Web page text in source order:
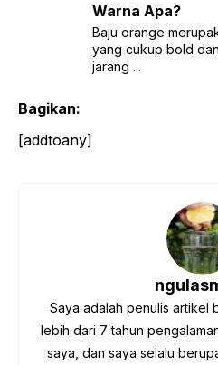
Warna Apa?
Baju orange
yang cukup bold
jarang ...
Bagikan:
[addtoany]
Saya adalah penulis artikel
lebih dari 7 tahun
saya, dan saya selalu